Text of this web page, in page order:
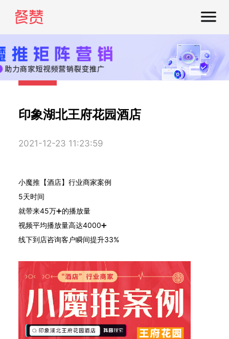
印象湖北王府花园酒店
2021-12-23 11:23:59
小魔推【酒店】行业商家案例
5天时间
就带来45万➕的播放量
视频平均播放量高达4000➕
线下到店咨询客户瞬间提升33%